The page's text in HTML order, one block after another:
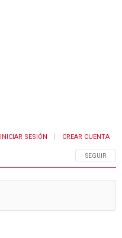
SIGA ESTA
SEGUIR
INICIAR SESIÓN CREAR CUENTA